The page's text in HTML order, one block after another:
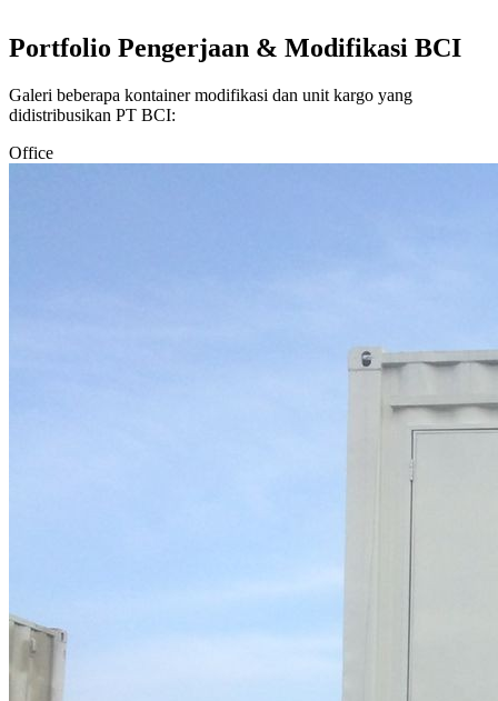
Portfolio Pengerjaan & Modifikasi BCI
Galeri beberapa kontainer modifikasi dan unit kargo yang
didistribusikan PT BCI:
Office